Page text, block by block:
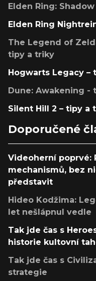
Elden Ring:
Elden Ring
The Legend of
tipy a triky
Hogwarts Legacy –
Dune: Awakening -
Silent Hill 2 – tipy a
Doporučené
Videoherní poprvé:
mechanismů, bez
představit
Hideo Kodžima:
let nešlápnul vedle
Tak jde čas s
historie kultovní
Tak jde čas s
strategie